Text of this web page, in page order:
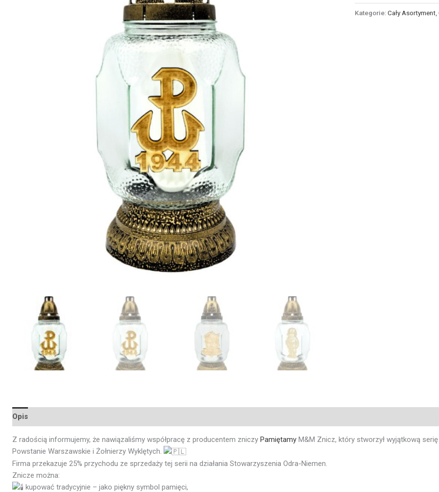
Kategorie:Cały Asortyment,
Opis
Z radością informujemy, że nawiązaliśmy współpracę z producentem zniczy Pamiętamy M&M Znicz, który stworzył wyjątkową
Powstanie Warszawskie i Żołnierzy Wyklętych.
Firma przekazuje 25% przychodu ze sprzedaży tej serii na działania Stowarzyszenia Odra-Niemen.
Znicze można:
kupować tradycyjnie – jako piękny symbol pamięci,